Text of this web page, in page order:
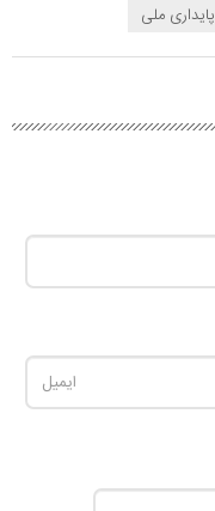
پایداری ملی